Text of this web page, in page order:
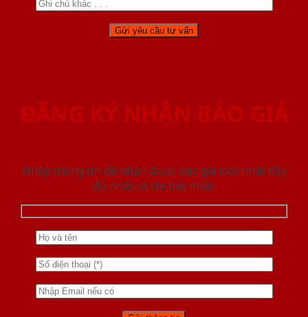
ĐĂNG KÝ NHẬN BÁO GIÁ
Nhập thông tin để nhận được báo giá mới nhât đầy
đủ nhất và chi tiết nhất.